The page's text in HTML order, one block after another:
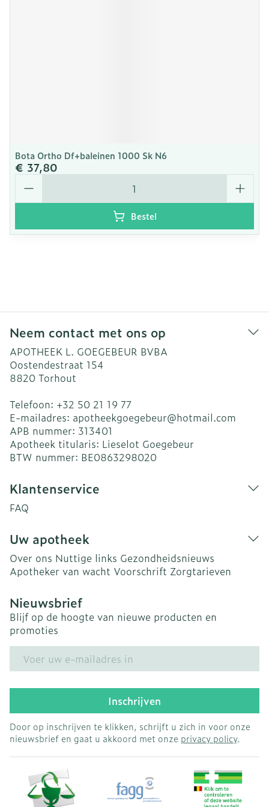
Bota Ortho Df+baleinen 1000 Sk N6
€ 37,80
Aantal
Bestel
Neem contact met ons op
APOTHEEK L. GOEGEBEUR BVBA
Oostendestraat 154
8820 Torhout
Telefoon: +32 50 21 19 77
E-mailadres: apotheekgoegebeur@hotmail.com
APB nummer: 313401
Apotheek titularis: Lieselot Goegebeur
BTW nummer: BE0863298020
Klantenservice
FAQ
Uw apotheek
Over ons Nuttige links Gezondheidsnieuws
Apotheker van wacht Voorschrift Zorgtarieven
Nieuwsbrief
Blijf op de hoogte van nieuwe producten en
promoties
Inschrijven
Door op inschrijven te klikken, schrijft u zich in voor onze
nieuwsbrief en gaat u akkoord met onze privacy policy.